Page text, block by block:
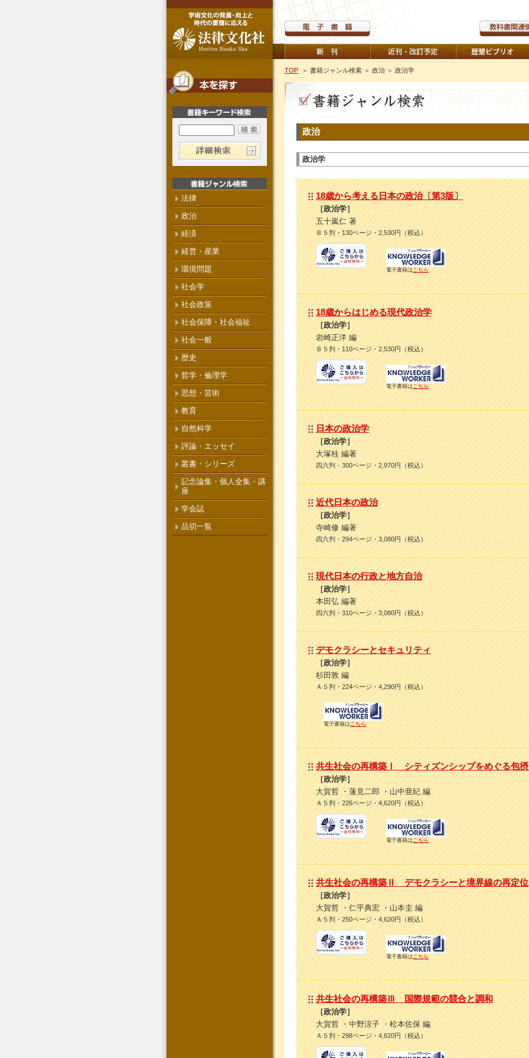
TOP ＞ 書籍ジャンル検索 ＞ 政治 ＞ 政治学
政治
政治学
18歳から考える日本の政治〔第3版〕
［政治学］
五十嵐仁 著
Ｂ５判・130ページ・2,530円（税込）
電子書籍はこちら
18歳からはじめる現代政治学
［政治学］
岩崎正洋 編
Ｂ５判・110ページ・2,530円（税込）
電子書籍はこちら
日本の政治学
［政治学］
大塚桂 編著
四六判・300ページ・2,970円（税込）
近代日本の政治
［政治学］
寺崎修 編著
四六判・294ページ・3,080円（税込）
現代日本の行政と地方自治
［政治学］
本田弘 編著
四六判・310ページ・3,080円（税込）
デモクラシーとセキュリティ
［政治学］
杉田敦 編
Ａ５判・224ページ・4,290円（税込）
電子書籍は こちら
共生社会の再構築Ⅰ シティズンシップをめぐる包
［政治学］
大賀哲 ・蓮見二郎 ・山中亜紀 編
Ａ５判・226ページ・4,620円（税込）
電子書籍はこちら
共生社会の再構築Ⅱ デモクラシーと境界線の再定位
［政治学］
大賀哲 ・仁平典宏 ・山本圭 編
Ａ５判・250ページ・4,620円（税込）
電子書籍はこちら
共生社会の再構築Ⅲ 国際規範の競合と調和
［政治学］
大賀哲 ・中野涼子 ・松本佐保 編
Ａ５判・298ページ・4,620円（税込）
法律
政治
経済
経営・産業
環境問題
社会学
社会政策
社会保障・社会福祉
社会一般
歴史
哲学・倫理学
思想・芸術
教育
自然科学
評論・エッセイ
叢書・シリーズ
記念論集・個人全集・講
座
学会誌
品切一覧